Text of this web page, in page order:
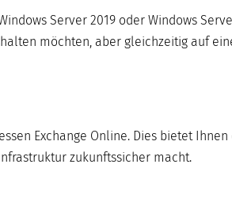
Server 2019 oder Windows
möchten, aber gleichzeitig auf
Exchange Online. Dies bietet
zukunftssicher macht.